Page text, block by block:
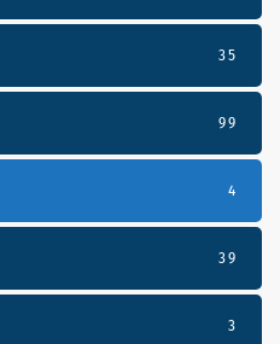
35
99
4
39
3